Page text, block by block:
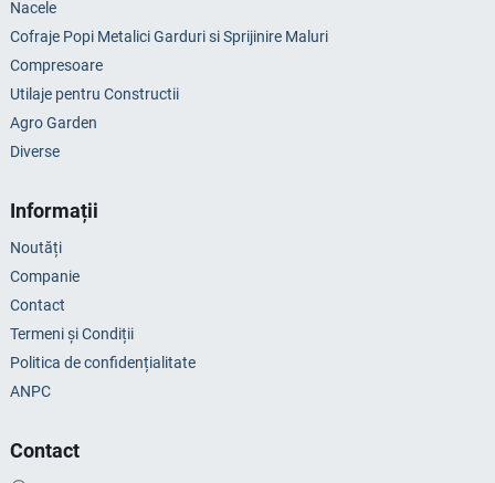
Nacele
Cofraje Popi Metalici Garduri si Sprijinire Maluri
Compresoare
Utilaje pentru Constructii
Agro Garden
Diverse
Informații
Noutăți
Companie
Contact
Termeni și Condiții
Politica de confidențialitate
ANPC
Contact